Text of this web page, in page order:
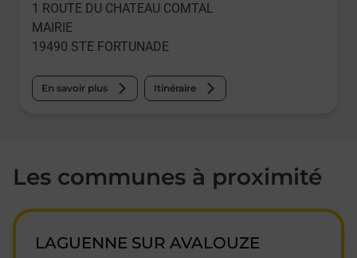
1 ROUTE DU CHATEAU COMTAL
MAIRIE
19490 STE FORTUNADE
En savoir plus Itinéraire
Les communes à proximité
LAGUENNE SUR AVALOUZE